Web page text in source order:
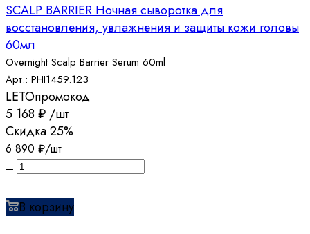
SCALP BARRIER Ночная сыворотка для
восстановления, увлажнения и защиты кожи головы
60мл
Overnight Scalp Barrier Serum 60ml
Арт.: PHI1459.123
LETOпромокод
5 168 ₽ /шт
Скидка25%
6 890 ₽/шт
В корзину